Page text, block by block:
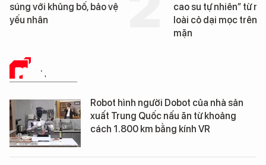
cao su tự nhiên” từ một
loài cỏ dại mọc trên đất
Đà Nẵng sắp bị kiểm
PHÂN TÍCH
Robot hình người Dobot của nhà sản
xuất Trung Quốc nấu ăn từ khoảng
cách 1.800 km bằng kính VR